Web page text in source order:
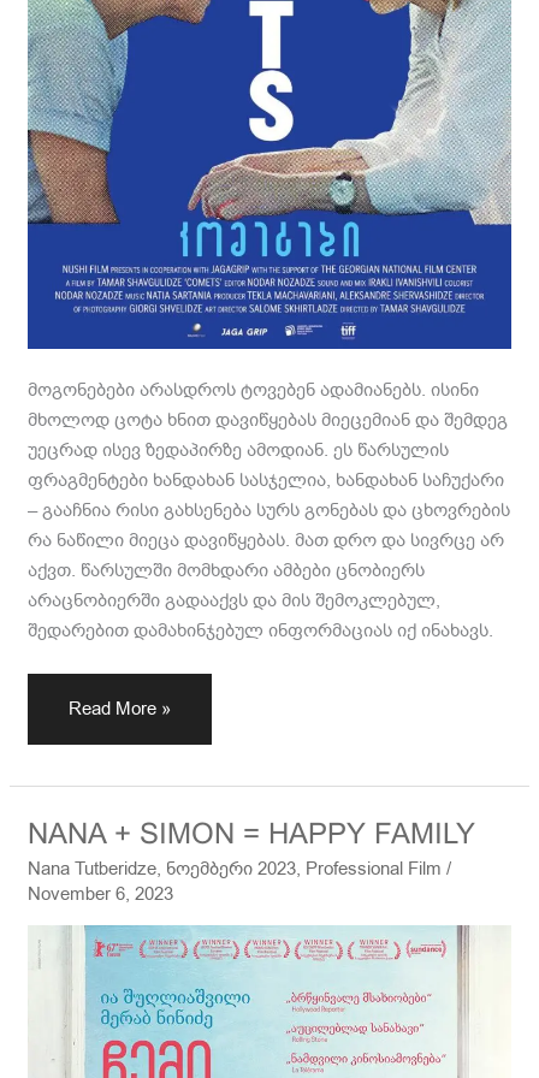
მოგონებები არასდროს ტოვებენ ადამიანებს. ისინი
მხოლოდ ცოტა ხნით დავიწყებას მიეცემიან და შემდეგ
უეცრად ისევ ზედაპირზე ამოდიან. ეს წარსულის
ფრაგმენტები ხანდახან სასჯელია, ხანდახან საჩუქარი
– გააჩნია რისი გახსენება სურს გონებას და ცხოვრების
რა ნაწილი მიეცა დავიწყებას. მათ დრო და სივრცე არ
აქვთ. წარსულში მომხდარი ამბები ცნობიერს
არაცნობიერში გადააქვს და მის შემოკლებულ,
შედარებით დამახინჯებულ ინფორმაციას იქ ინახავს.
Read More »
NANA + SIMON = HAPPY FAMILY
Nana Tutberidze, ნოემბერი 2023, Professional Film /
November 6, 2023
NANA
+
SIMON
HAPPY